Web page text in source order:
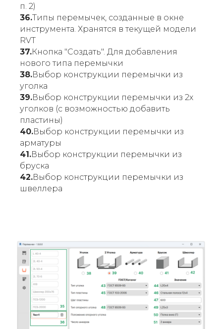
п. 2)
36.Типы перемычек, созданные в окне
инструмента. Хранятся в текущей модели
RVT
37.Кнопка "Создать". Для добавления
нового типа перемычки
38.Выбор конструкции перемычки из
уголка
39.Выбор конструкции перемычки из 2х
уголков (с возможностью добавить
пластины)
40.Выбор конструкции перемычки из
арматуры
41.Выбор конструкции перемычки из
бруска
42.Выбор конструкции перемычки из
швеллера